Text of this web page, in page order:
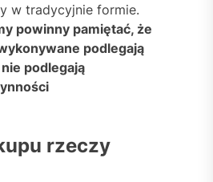
w tradycyjnie formie.
powinny pamiętać, że
podlegają
podlegają
rzeczy